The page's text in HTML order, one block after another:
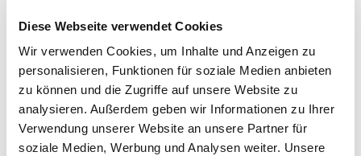
Diese Webseite verwendet Cookies
Wir verwenden Cookies, um Inhalte und Anzeigen zu
personalisieren, Funktionen für soziale Medien anbieten
zu können und die Zugriffe auf unsere Website zu
analysieren. Außerdem geben wir Informationen zu Ihrer
Verwendung unserer Website an unsere Partner für
soziale Medien, Werbung und Analysen weiter. Unsere
GRIECHISCHES RESTAURANT
Suchen nach